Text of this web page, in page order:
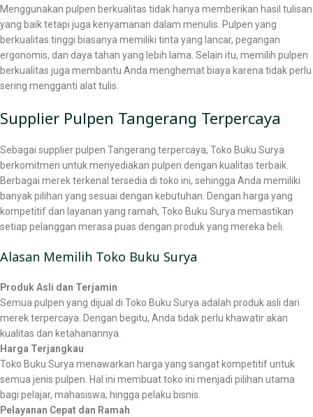
Menggunakan pulpen berkualitas tidak hanya memberikan hasil tulisan
yang baik tetapi juga kenyamanan dalam menulis. Pulpen yang
berkualitas tinggi biasanya memiliki tinta yang lancar, pegangan
ergonomis, dan daya tahan yang lebih lama. Selain itu, memilih pulpen
berkualitas juga membantu Anda menghemat biaya karena tidak perlu
sering mengganti alat tulis.
Supplier Pulpen Tangerang Terpercaya
Sebagai supplier pulpen Tangerang terpercaya, Toko Buku Surya
berkomitmen untuk menyediakan pulpen dengan kualitas terbaik.
Berbagai merek terkenal tersedia di toko ini, sehingga Anda memiliki
banyak pilihan yang sesuai dengan kebutuhan. Dengan harga yang
kompetitif dan layanan yang ramah, Toko Buku Surya memastikan
setiap pelanggan merasa puas dengan produk yang mereka beli.
Alasan Memilih Toko Buku Surya
Produk Asli dan Terjamin
Semua pulpen yang dijual di Toko Buku Surya adalah produk asli dari
merek terpercaya. Dengan begitu, Anda tidak perlu khawatir akan
kualitas dan ketahanannya.
Harga Terjangkau
Toko Buku Surya menawarkan harga yang sangat kompetitif untuk
semua jenis pulpen. Hal ini membuat toko ini menjadi pilihan utama
bagi pelajar, mahasiswa, hingga pelaku bisnis.
Pelayanan Cepat dan Ramah